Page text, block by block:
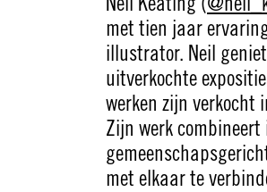
met tien jaar
illustrator. Neil
uitverkochte
werken zijn verkocht
Zijn werk
met elkaar te